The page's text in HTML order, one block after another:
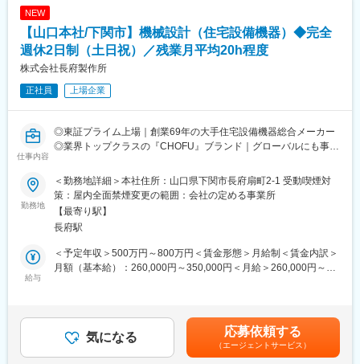
・開発拠点のある関西だけでなく、東京にも分室を設けて関東に
存在する先端技術に取り組んでいる企業や大学のリサーチを行う
体制をとっています。
変更の範囲：会社の定める業務
担当製品を決定いたします。
■充実した就業環境：
◎完全週休2日（土・日・祝）／リフレッシュ休暇制度（10日間
／2023年度）
◎PC自動シャットダウン管理（許可なく夜間や休日にパソコンの
利用不可）
い環境です
◎＜働き方改革関連認定企業＞やまぐち健康経営認定企業／誰も
が活躍できるやまぐちの企業
■当社について：
当社は69年の歴史を持つ住宅設備機器総合メーカーです。
給湯器・空調機器・システムバスやキッチン・太陽熱温水器など
また近年は海外にもヒートポンプ式熱源機やガス給湯器の普及が
拡大しておりグローバルへCHOFUブランドを展開しています。
NEW
【山口本社/下関市】機械設計（住宅設備機器）◆完全
週休2日制（土日祝）／残業月平均20h程度
株式会社長府製作所
正社員 上場企業
仕事内容
◎東証プライム上場｜創業69年の大手住宅設備機器総合メーカー
◎業界トップクラスの『CHOFU』ブランド｜グローバルにも事業
◎充実の福利厚生｜賞与5.78カ月支給｜社員の定着率90％以上
■職務内容：
住宅設備機器の機械設計及び開発業務を担当します。
製品の試作及び性能試験を含めご対応いただきます。
【製品例】
・給湯機器：石油給湯器/石油風呂釜/ガス給湯器/ガス風呂釜/電気
テム/石油ストーブ
・システム機器：システムバス/人工大理石浴槽/システムキッチン
・ソーラー機器：太陽熱温水器/ソーラー床下換気扇
勤務地
＜勤務地詳細＞本社住所：山口県下関市長府扇町2-1 受動喫煙対
策：屋内全面禁煙変更の範囲：会社の定める事業所
【最寄り駅】
長府駅
給与
＜予定年収＞500万円～800万円＜賃金形態＞月給制＜賃金内訳＞
月額（基本給）：260,000円～350,000円＜月給＞260,000円～
■35歳：年収570万円（月給32万円＋各種手当＋賞与2回）賃金は
あくまでも目安の金額であり、選考を通じて上下する可能性があ
ります。月給(月額)は固定手当を含めた表記です。
気になる 応募依頼する
（エージェントサービス）